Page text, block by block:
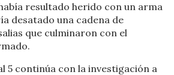
resultado herido con un arma
desatado una cadena de
que culminaron con el
5 continúa con la investigación a